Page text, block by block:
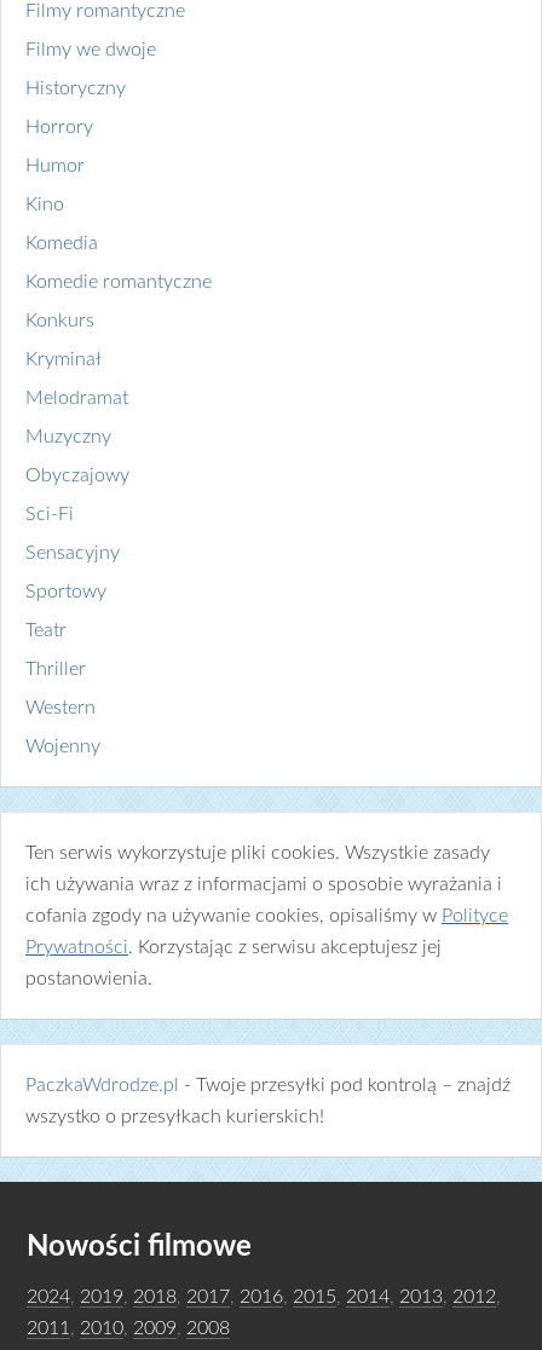
Filmy romantyczne
Filmy we dwoje
Historyczny
Horrory
Humor
Kino
Komedia
Komedie romantyczne
Konkurs
Kryminał
Melodramat
Muzyczny
Obyczajowy
Sci-Fi
Sensacyjny
Sportowy
Teatr
Thriller
Western
Wojenny
Ten serwis wykorzystuje pliki cookies. Wszystkie zasady
ich używania wraz z informacjami o sposobie wyrażania i
cofania zgody na używanie cookies, opisaliśmy w Polityce
Prywatności. Korzystając z serwisu akceptujesz jej
postanowienia.
PaczkaWdrodze.pl
- Twoje przesyłki pod kontrolą – znajdź
wszystko o przesyłkach kurierskich!
Nowości filmowe
2024, 2019, 2018, 2017, 2016, 2015, 2014, 2013, 2012,
2011, 2010, 2009, 2008